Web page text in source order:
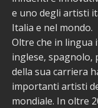
e uno degli artisti
Italia e nel mondo.
Oltre che in lingua
inglese, spagnolo,
della sua carriera
importanti artisti
mondiale. In oltre